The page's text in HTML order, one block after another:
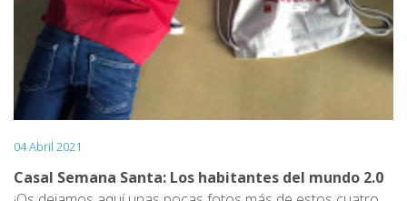
04 Abril 2021
Casal Semana Santa: Los habitantes del mundo 2.0